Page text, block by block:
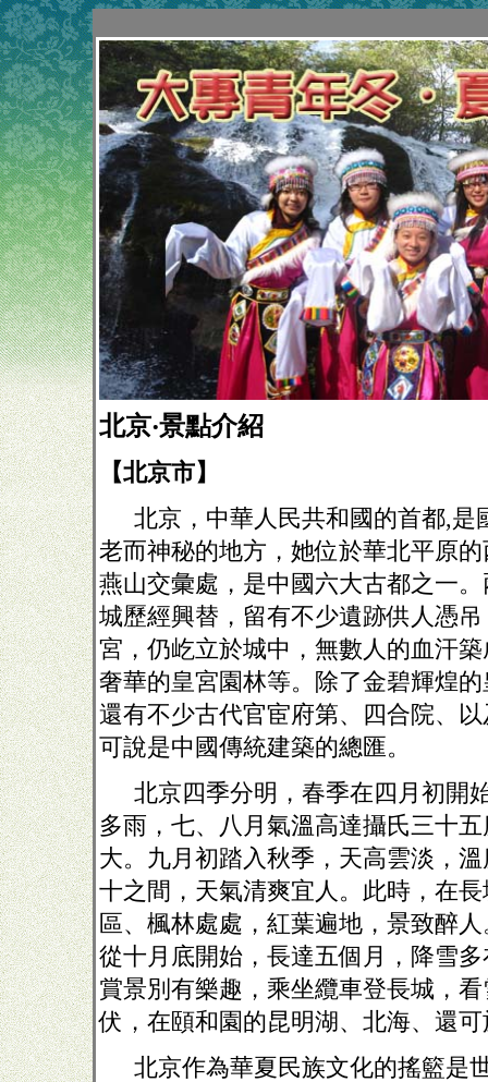
北京‧景點介紹
【北京市】
北京，中華人民共和國的首都,是
老而神秘的地方，她位於華北平原
燕山交彙處，是中國六大古都之一
城歷經興替，留有不少遺跡供人憑
宮，仍屹立於城中，無數人的血汗
奢華的皇宮園林等。除了金碧輝煌
還有不少古代官宦府第、四合院、
可說是中國傳統建築的總匯。
北京四季分明，春季在四月初開
多雨，七、八月氣溫高達攝氏三十
大。九月初踏入秋季，天高雲淡，
十之間，天氣清爽宜人。此時，在
區、楓林處處，紅葉遍地，景致醉
從十月底開始，長達五個月，降雪
賞景別有樂趣，乘坐纜車登長城，
伏，在頤和園的昆明湖、北海、還
北京作為華夏民族文化的搖籃是